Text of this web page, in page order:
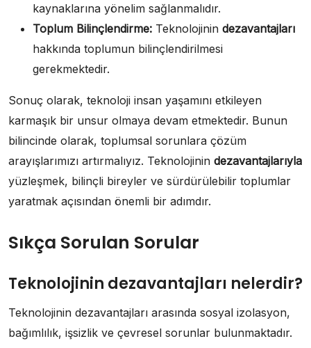
kaynaklarına yönelim sağlanmalıdır.
Toplum Bilinçlendirme: Teknolojinin dezavantajları
hakkında toplumun bilinçlendirilmesi
gerekmektedir.
Sonuç olarak, teknoloji insan yaşamını etkileyen
karmaşık bir unsur olmaya devam etmektedir. Bunun
bilincinde olarak, toplumsal sorunlara çözüm
arayışlarımızı artırmalıyız. Teknolojinin dezavantajlarıyla
yüzleşmek, bilinçli bireyler ve sürdürülebilir toplumlar
yaratmak açısından önemli bir adımdır.
Sıkça Sorulan Sorular
Teknolojinin dezavantajları nelerdir?
Teknolojinin dezavantajları arasında sosyal izolasyon,
bağımlılık, işsizlik ve çevresel sorunlar bulunmaktadır.